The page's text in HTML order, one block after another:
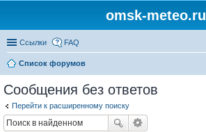
omsk-meteo.ru
Ссылки FAQ
Список форумов
Сообщения без ответов
Перейти к расширенному поиску